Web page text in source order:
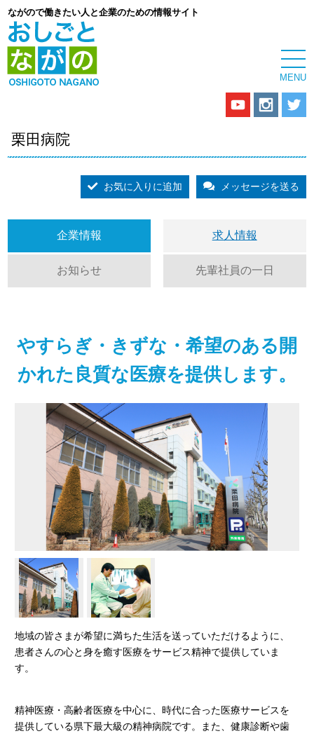
ながので働きたい人と企業のための情報サイト
栗田病院
お気に入りに追加 メッセージを送る
企業情報 求人情報
お知らせ 先輩社員の一日
やすらぎ・きずな・希望のある開
かれた良質な医療を提供します。
地域の皆さまが希望に満ちた生活を送っていただけるように、
患者さんの心と身を癒す医療をサービス精神で提供していま
す。
精神医療・高齢者医療を中心に、時代に合った医療サービスを
提供している県下最大級の精神病院です。また、健康診断や歯